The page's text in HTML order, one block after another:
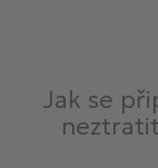
Jak se